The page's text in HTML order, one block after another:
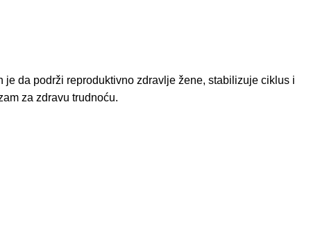
je da podrži reproduktivno zdravlje žene, stabilizuje ciklus i
za zdravu trudnoću.